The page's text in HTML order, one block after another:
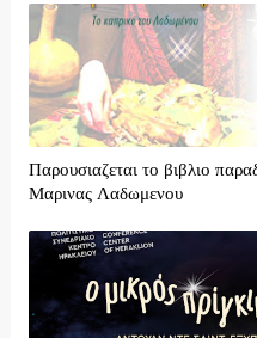
Παρουσιαζεται το βιβλιο
Μαρινας Λαδωμενου